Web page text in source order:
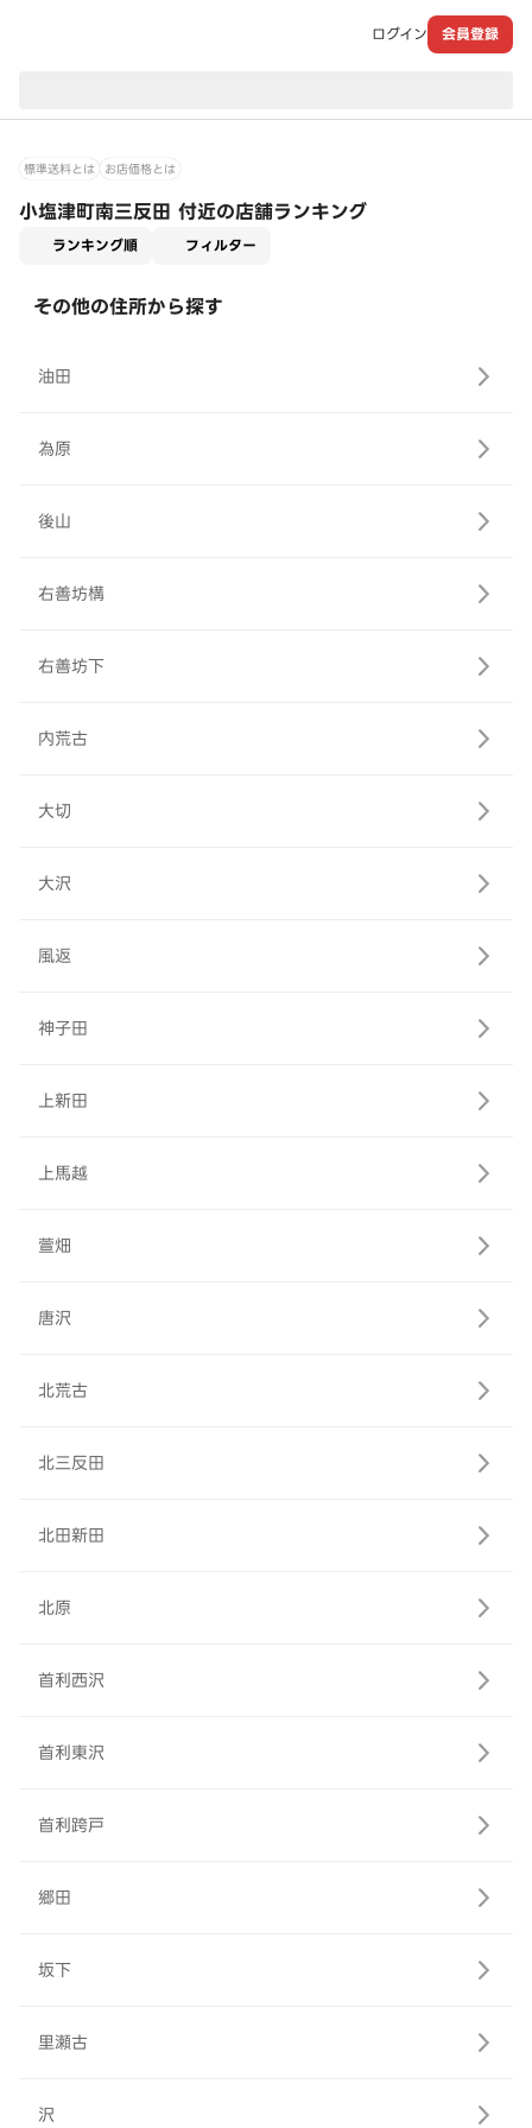
ログイン 会員登録
標準送料とは お店価格とは
小塩津町南三反田 付近の店舗ランキング
ランキング順 フィルター
その他の住所から探す
油田
為原
後山
右善坊構
右善坊下
内荒古
大切
大沢
風返
神子田
上新田
上馬越
萱畑
唐沢
北荒古
北三反田
北田新田
北原
首利西沢
首利東沢
首利跨戸
郷田
坂下
里瀬古
沢